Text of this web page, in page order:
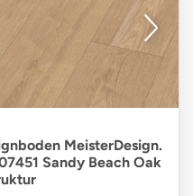
MeisterDesign.
Sandy Beach Oak